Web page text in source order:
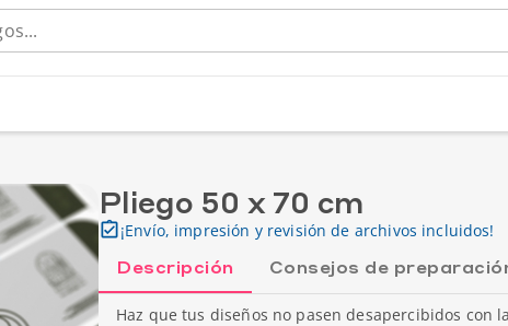
Pliego 50 x 70 cm
¡Envío, impresión y revisión de archivos incluidos!
Descripción Consejos de
Haz que tus diseños no pasen desapercibidos con